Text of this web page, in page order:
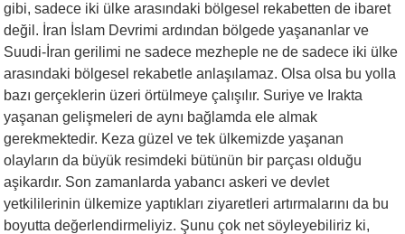
gibi, sadece iki ülke arasındaki bölgesel rekabetten de ibaret
değil. İran İslam Devrimi ardından bölgede yaşananlar ve
Suudi-İran gerilimi ne sadece mezheple ne de sadece iki ülke
arasındaki bölgesel rekabetle anlaşılamaz. Olsa olsa bu yolla
bazı gerçeklerin üzeri örtülmeye çalışılır. Suriye ve Irakta
yaşanan gelişmeleri de aynı bağlamda ele almak
gerekmektedir. Keza güzel ve tek ülkemizde yaşanan
olayların da büyük resimdeki bütünün bir parçası olduğu
aşikardır. Son zamanlarda yabancı askeri ve devlet
yetkililerinin ülkemize yaptıkları ziyaretleri artırmalarını da bu
boyutta değerlendirmeliyiz. Şunu çok net söyleyebiliriz ki,